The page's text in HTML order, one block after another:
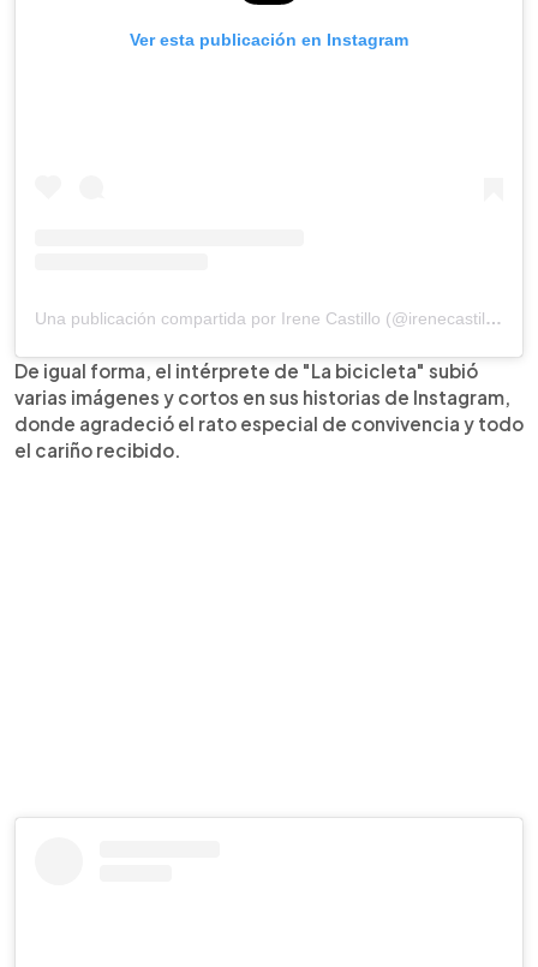
Ver esta publicación en Instagram
Una publicación compartida por Irene Castillo (@irenecastillotv)
De igual forma, el intérprete de "La bicicleta" subió
varias imágenes y cortos en sus historias de Instagram,
donde agradeció el rato especial de convivencia y todo
el cariño recibido.